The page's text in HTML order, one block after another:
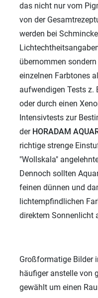
das nicht nur vom
von der
werden bei
übernommen
einzelnen Farbtones
aufwendigen Tests z.
oder durch einen
Intensivtests zur
der HORADAM
richtige strenge
"Wollskala"
Dennoch sollten
feinen dünnen und
lichtempfindlichen
direktem Sonnenlicht
Großformatige Bilder
häufiger anstelle von
gewählt um einen